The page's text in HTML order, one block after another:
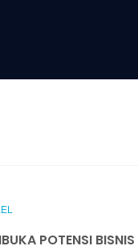
POTENSI